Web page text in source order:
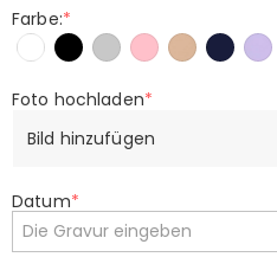
Farbe:*
Foto hochladen*
Bild hinzufügen
Datum*